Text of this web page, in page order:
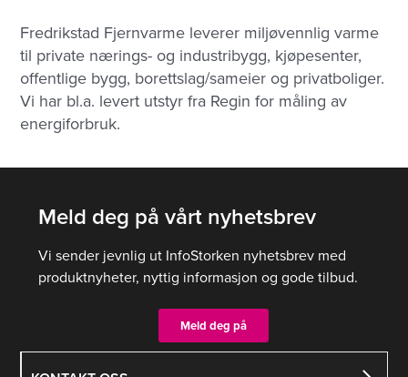
Fredrikstad Fjernvarme leverer miljøvennlig varme
til private nærings- og industribygg, kjøpesenter,
offentlige bygg, borettslag/sameier og privatboliger.
Vi har bl.a. levert utstyr fra Regin for måling av
energiforbruk.
Meld deg på vårt nyhetsbrev
Vi sender jevnlig ut InfoStorken nyhetsbrev med
produktnyheter, nyttig informasjon og gode tilbud.
Meld deg på